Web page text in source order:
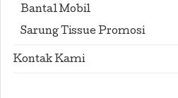
Bantal Mobil
Sarung Tissue Promosi
Kontak Kami